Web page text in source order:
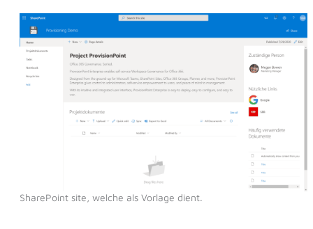
SharePoint site, welche als Vorlage dient.